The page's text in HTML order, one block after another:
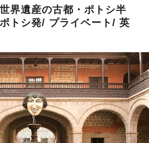
界遺産の古都・ポトシ半
トシ発/ プライベート/ 英